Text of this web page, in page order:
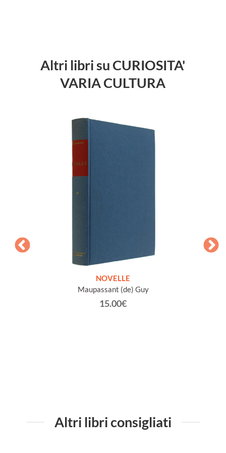
Altri libri su CURIOSITA'
VARIA CULTURA
NOVELLE
Maupassant (de) Guy
15.00€
Altri libri consigliati